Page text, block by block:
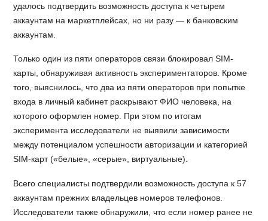
удалось подтвердить возможность доступа к четырем
аккаунтам на маркетплейсах, но ни разу — к банковским
аккаунтам.
Только один из пяти операторов связи блокировал SIM-
карты, обнаруживая активность экспериментаторов. Кроме
того, выяснилось, что два из пяти операторов при попытке
входа в личный кабинет раскрывают ФИО человека, на
которого оформлен номер. При этом по итогам
эксперимента исследователи не выявили зависимости
между потенциалом успешности авторизации и категорией
SIM-карт («белые», «серые», виртуальные).
Всего специалисты подтвердили возможность доступа к 57
аккаунтам прежних владельцев номеров телефонов.
Исследователи также обнаружили, что если номер ранее не